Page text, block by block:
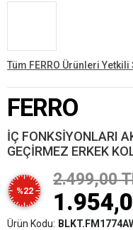
Tüm FERRO Ürünleri Yetkili
FERRO
İÇ FONKSİYONLARI
GEÇİRMEZ ERKEK
%22
2.499,00
Ürün Kodu: